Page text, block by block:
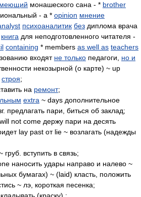
монашеского сана - * brother
- a * opinion мнение
психоаналитик без диплома врача
книга для неподготовленного читателя -
containing * members as well as teachers
входят не только педагоги, но и
некозырной (о карте) ~ up
строя;
на ремонт;
extra ~ days дополнительное
предлагать пари, биться об заклад;
not come держу пари на десять
lay past от lie ~ возлагать (надежды
вступить в связь;
наносить удары направо и налево ~
бумагах) ~ (laid) класть, положить
~ лэ, короткая песенка;